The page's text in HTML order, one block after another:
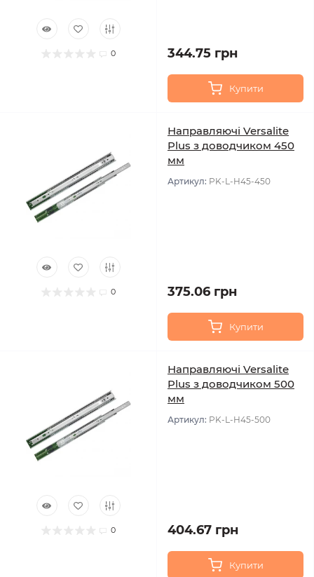
0 344.75 грн
Купити
0
Направляючі Versalite
Plus з доводчиком 450
мм
Артикул: PK-L-H45-450
375.06 грн
Купити
0
Направляючі Versalite
Plus з доводчиком 500
мм
Артикул: PK-L-H45-500
404.67 грн
Купити